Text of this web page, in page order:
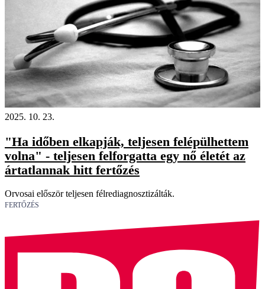
2025. 10. 23.
"Ha időben elkapják, teljesen felépülhettem
volna" - teljesen felforgatta egy nő életét az
ártatlannak hitt fertőzés
Orvosai először teljesen félrediagnosztizálták.
FERTŐZÉS